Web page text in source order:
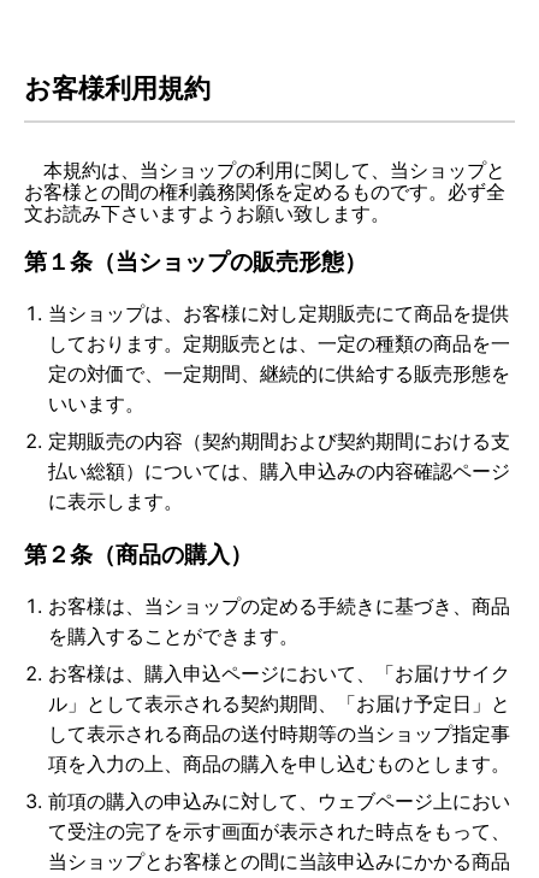
お客様利用規約
本規約は、当ショップの利用に関して、当ショップと
お客様との間の権利義務関係を定めるものです。必ず全
文お読み下さいますようお願い致します。
第１条（当ショップの販売形態）
当ショップは、お客様に対し定期販売にて商品を提供
しております。定期販売とは、一定の種類の商品を一
定の対価で、一定期間、継続的に供給する販売形態を
いいます。
定期販売の内容（契約期間および契約期間における支
払い総額）については、購入申込みの内容確認ページ
に表示します。
第２条（商品の購入）
お客様は、当ショップの定める手続きに基づき、商品
を購入することができます。
お客様は、購入申込ページにおいて、「お届けサイク
ル」として表示される契約期間、「お届け予定日」と
して表示される商品の送付時期等の当ショップ指定事
項を入力の上、商品の購入を申し込むものとします。
前項の購入の申込みに対して、ウェブページ上におい
て受注の完了を示す画面が表示された時点をもって、
当ショップとお客様との間に当該申込みにかかる商品